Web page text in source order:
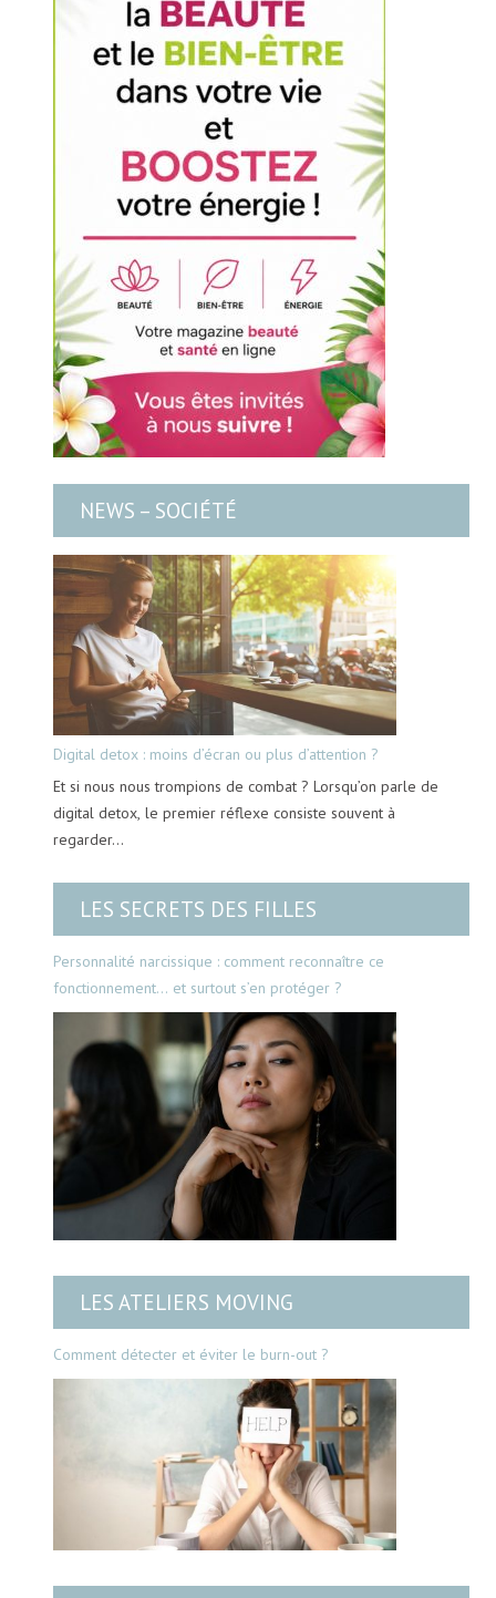
NEWS – SOCIÉTÉ
Digital detox : moins d’écran ou plus d’attention ?
Et si nous nous trompions de combat ? Lorsqu’on parle de
digital detox, le premier réflexe consiste souvent à
regarder…
LES SECRETS DES FILLES
Personnalité narcissique : comment reconnaître ce
fonctionnement… et surtout s’en protéger ?
LES ATELIERS MOVING
Comment détecter et éviter le burn-out ?